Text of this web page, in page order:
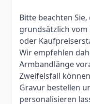
Bitte beachten
grundsätzlich
oder
Wir empfehlen
Armbandlänge
Zweifelsfall
Gravur bestellen
personalisieren